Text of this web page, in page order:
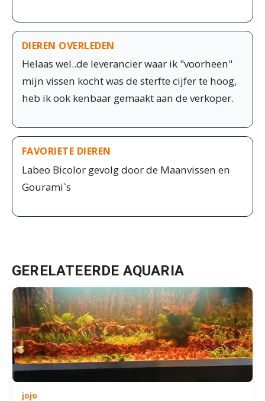
DIEREN OVERLEDEN
Helaas wel..de leverancier waar ik "voorheen"
mijn vissen kocht was de sterfte cijfer te hoog,
heb ik ook kenbaar gemaakt aan de verkoper.
FAVORIETE DIEREN
Labeo Bicolor gevolg door de Maanvissen en
Gourami`s
GERELATEERDE AQUARIA
jojo